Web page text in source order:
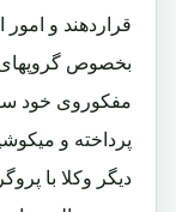
قراردهند و امور
بخصوص گروپهای
مفکوروی خود
پرداخته و
دیگر وکلا با